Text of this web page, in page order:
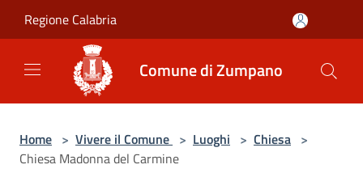
Regione Calabria
Comune di Zumpano
Home > Vivere il Comune > Luoghi > Chiesa >
Chiesa Madonna del Carmine